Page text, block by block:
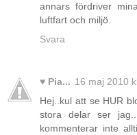
annars fördriver
luftfart och miljö.
Svara
♥ Pia... 16 maj 2010
Hej..kul att se HUR
stora delar ser
kommenterar inte